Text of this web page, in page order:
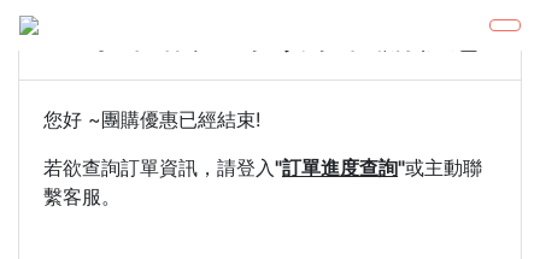
您好 ~團購優惠已經結束!
若欲查詢訂單資訊，請登入"訂單進度查詢"或主動聯
繫客服。